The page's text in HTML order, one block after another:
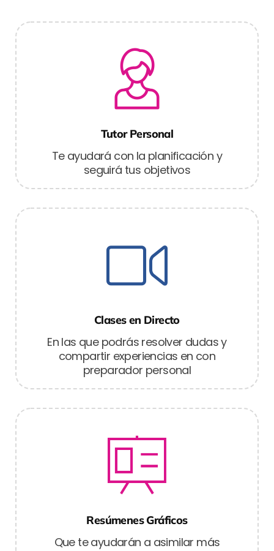
Tutor Personal
Te ayudará con la planificación y
seguirá tus objetivos
Clases en Directo
En las que podrás resolver dudas y
compartir experiencias en con
preparador personal
Resúmenes Gráficos
Que te ayudarán a asimilar más